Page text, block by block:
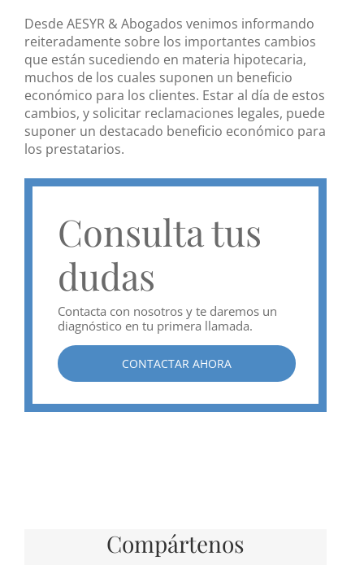
Desde AESYR & Abogados venimos informando
reiteradamente sobre los importantes cambios
que están sucediendo en materia hipotecaria,
muchos de los cuales suponen un beneficio
económico para los clientes. Estar al día de estos
cambios, y solicitar reclamaciones legales, puede
suponer un destacado beneficio económico para
los prestatarios.
Consulta tus
dudas
Contacta con nosotros y te daremos un
diagnóstico en tu primera llamada.
CONTACTAR AHORA
Compártenos